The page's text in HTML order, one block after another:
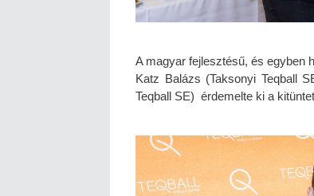
A magyar fejlesztésű, és egyben
Katz Balázs (Taksonyi Teqball
Teqball SE) érdemelte ki a